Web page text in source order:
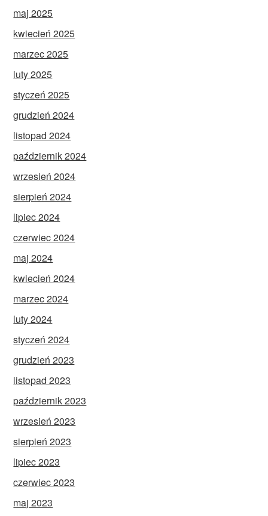
maj 2025
kwiecień 2025
marzec 2025
luty 2025
styczeń 2025
grudzień 2024
listopad 2024
październik 2024
wrzesień 2024
sierpień 2024
lipiec 2024
czerwiec 2024
maj 2024
kwiecień 2024
marzec 2024
luty 2024
styczeń 2024
grudzień 2023
listopad 2023
październik 2023
wrzesień 2023
sierpień 2023
lipiec 2023
czerwiec 2023
maj 2023